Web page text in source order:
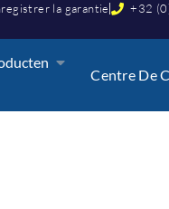
la garantie +32
Centre De